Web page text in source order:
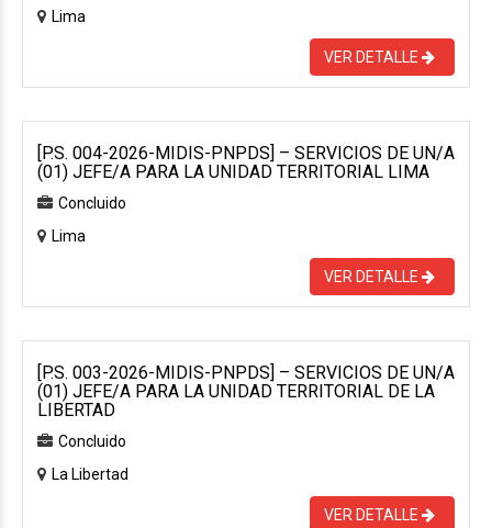
Lima
VER DETALLE
[P.S. 004-2026-MIDIS-PNPDS] – SERVICIOS DE UN/A
(01) JEFE/A PARA LA UNIDAD TERRITORIAL LIMA
Concluido
Lima
VER DETALLE
[P.S. 003-2026-MIDIS-PNPDS] – SERVICIOS DE UN/A
(01) JEFE/A PARA LA UNIDAD TERRITORIAL DE LA
LIBERTAD
Concluido
La Libertad
VER DETALLE